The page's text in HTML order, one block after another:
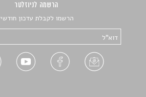
הרשמה לניוזלטר
הרשמו לקבלת עדכון חודשי